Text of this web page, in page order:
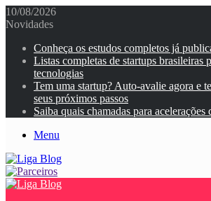
10/08/2026
Novidades
Conheça os estudos completos já
Listas completas de startups brasileiras
tecnologias
Tem uma startup? Auto-avalie agora e
seus próximos passos
Saiba quais chamadas para acelerações
Menu